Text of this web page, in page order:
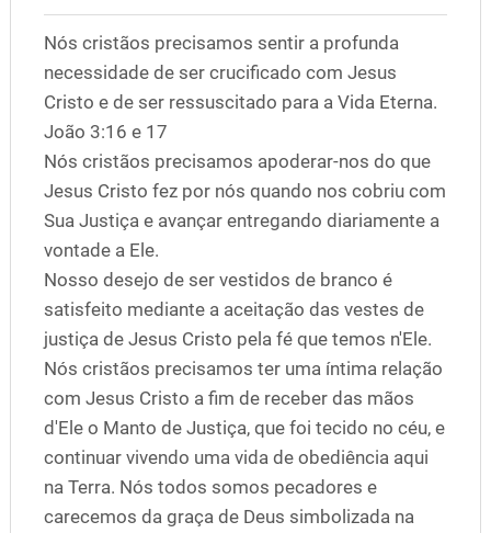
Nós cristãos precisamos sentir a profunda
necessidade de ser crucificado com Jesus
Cristo e de ser ressuscitado para a Vida Eterna.
João 3:16 e 17
Nós cristãos precisamos apoderar-nos do que
Jesus Cristo fez por nós quando nos cobriu com
Sua Justiça e avançar entregando diariamente a
vontade a Ele.
Nosso desejo de ser vestidos de branco é
satisfeito mediante a aceitação das vestes de
justiça de Jesus Cristo pela fé que temos n'Ele.
Nós cristãos precisamos ter uma íntima relação
com Jesus Cristo a fim de receber das mãos
d'Ele o Manto de Justiça, que foi tecido no céu, e
continuar vivendo uma vida de obediência aqui
na Terra. Nós todos somos pecadores e
carecemos da graça de Deus simbolizada na